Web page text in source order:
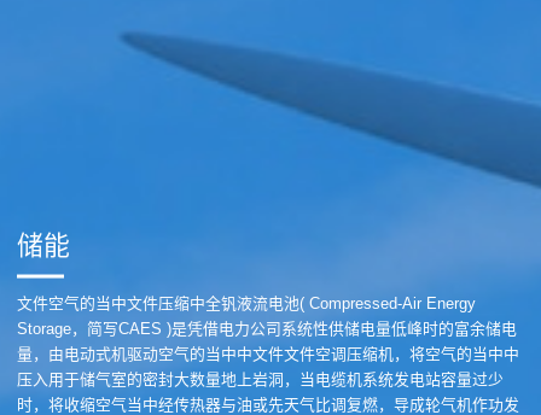
储能
文件空气的当中文件压缩中全钒液流电池( Compressed-Air Energy
Storage，简写CAES )是凭借电力公司系统性供储电量低峰时的富余储电
量，由电动式机驱动空气的当中中文件文件空调压缩机，将空气的当中中
压入用于储气室的密封大数量地上岩洞，当电缆机系统发电站容量过少
时，将收缩空气当中经传热器与油或先天气比调复燃，导成轮气机作功发